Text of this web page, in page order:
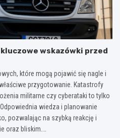
wskazówki przed
które mogą pojawić się nagle i
przygotowanie. Katastrofy
militarne czy cyberataki to tylko
wiedza i planowanie
pozwalając na szybką reakcję i
oraz bliskim.…